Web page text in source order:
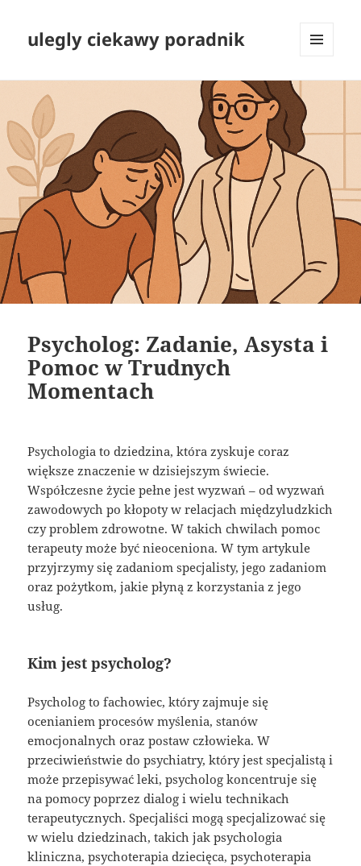
ulegly ciekawy poradnik
Psycholog: Zadanie, Asysta i
Pomoc w Trudnych
Momentach
Psychologia to dziedzina, która zyskuje coraz
większe znaczenie w dzisiejszym świecie.
Współczesne życie pełne jest wyzwań – od wyzwań
zawodowych po kłopoty w relacjach międzyludzkich
czy problem zdrowotne. W takich chwilach pomoc
terapeuty może być nieoceniona. W tym artykule
przyjrzymy się zadaniom specjalisty, jego zadaniom
oraz pożytkom, jakie płyną z korzystania z jego
usług.
Kim jest psycholog?
Psycholog to fachowiec, który zajmuje się
ocenianiem procesów myślenia, stanów
emocjonalnych oraz postaw człowieka. W
przeciwieństwie do psychiatry, który jest specjalistą i
może przepisywać leki, psycholog koncentruje się
na pomocy poprzez dialog i wielu technikach
terapeutycznych. Specjaliści mogą specjalizować się
w wielu dziedzinach, takich jak psychologia
kliniczna, psychoterapia dziecięca, psychoterapia